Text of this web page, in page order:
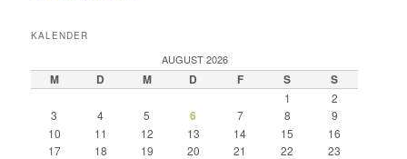
KALENDER
AUGUST 2026
M D M D F S S
1
2
3
4 5 6 7 8
9
10
11 12 13 14 15
16
17
18 19 20 21 22
23